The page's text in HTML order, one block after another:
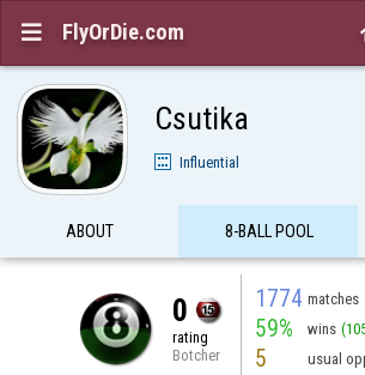
 FlyOrDie.com
Csutika
Influential
ABOUT 8-BALL POOL
0
rating
Botcher
1774 matches
59% wins
5 usual